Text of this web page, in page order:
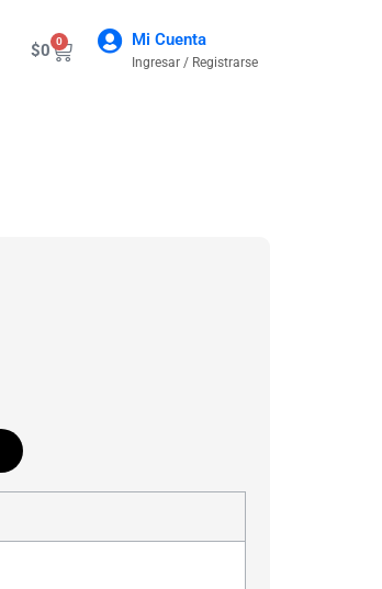
$0 0 Mi Cuenta
Ingresar / Registrarse